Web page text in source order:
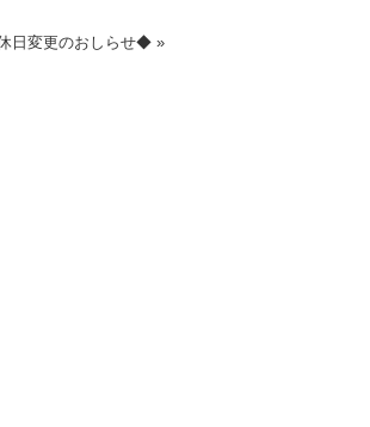
日変更のおしらせ◆»